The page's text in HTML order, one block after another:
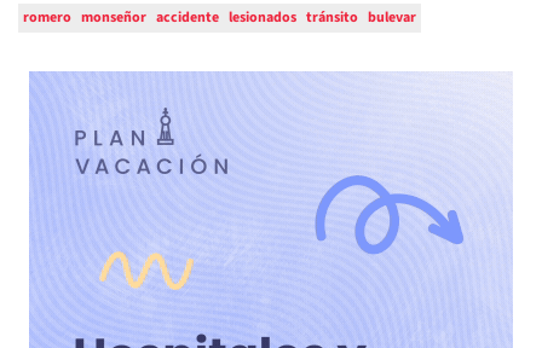
romero monseñor accidente lesionados tránsito bulevar